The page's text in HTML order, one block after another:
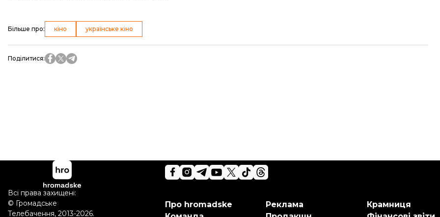
Більше про: кіно українське кіно
Поділитися:
Про hromadske
Реклама
Крамниця
Всі права захищені:
© Громадське
Телебачення, 2013-2026.